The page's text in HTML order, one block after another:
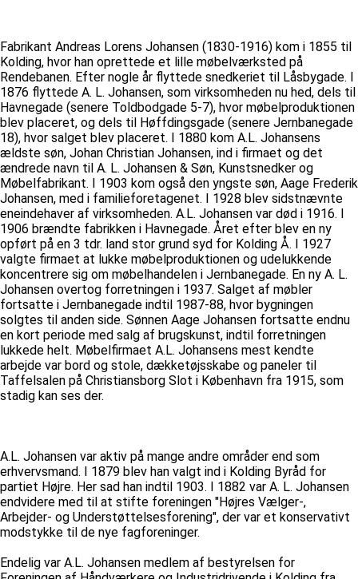
Fabrikant Andreas Lorens Johansen (1830-1916) kom i 1855 til
Kolding, hvor han oprettede et lille møbelværksted på
Rendebanen. Efter nogle år flyttede snedkeriet til Låsbygade. I
1876 flyttede A. L. Johansen, som virksomheden nu hed, dels til
Havnegade (senere Toldbodgade 5-7), hvor møbelproduktionen
blev placeret, og dels til Høffdingsgade (senere Jernbanegade
18), hvor salget blev placeret. I 1880 kom A.L. Johansens
ældste søn, Johan Christian Johansen, ind i firmaet og det
ændrede navn til A. L. Johansen & Søn, Kunstsnedker og
Møbelfabrikant. I 1903 kom også den yngste søn, Aage Frederik
Johansen, med i familieforetagenet. I 1928 blev sidstnævnte
eneindehaver af virksomheden. A.L. Johansen var død i 1916. I
1906 brændte fabrikken i Havnegade. Året efter blev en ny
opført på en 3 tdr. land stor grund syd for Kolding Å. I 1927
valgte firmaet at lukke møbelproduktionen og udelukkende
koncentrere sig om møbelhandelen i Jernbanegade. En ny A. L.
Johansen overtog forretningen i 1937. Salget af møbler
fortsatte i Jernbanegade indtil 1987-88, hvor bygningen
solgtes til anden side. Sønnen Aage Johansen fortsatte endnu
en kort periode med salg af brugskunst, indtil forretningen
lukkede helt. Møbelfirmaet A.L. Johansens mest kendte
arbejde var bord og stole, dækketøjsskabe og paneler til
Taffelsalen på Christiansborg Slot i København fra 1915, som
stadig kan ses der.
A.L. Johansen var aktiv på mange andre områder end som
erhvervsmand. I 1879 blev han valgt ind i Kolding Byråd for
partiet Højre. Her sad han indtil 1903. I 1882 var A. L. Johansen
endvidere med til at stifte foreningen "Højres Vælger-,
Arbejder- og Understøttelsesforening", der var et konservativt
modstykke til de nye fagforeninger.
Endelig var A.L. Johansen medlem af bestyrelsen for